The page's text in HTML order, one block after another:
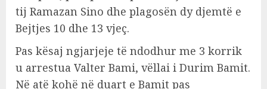
tij Ramazan Sino dhe plagosën dy djemtë e
Bejtjes 10 dhe 13 vjeç.
Pas kësaj ngjarjeje të ndodhur me 3 korrik
u arrestua Valter Bami, vëllai i Durim Bamit.
Në atë kohë në duart e Bamit pas